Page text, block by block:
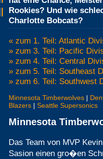
Rookies? Und wie
Charlotte Bobcats?
« zum 1. Teil: Atlantic
» zum 3. Teil: Pacific
» zum 4. Teil: Central
» zum 5. Teil: Southeast
» zum 6. Teil: Southwest
Minnesota Timberwolves |
Blazers | Seattle Supersonics
Minnesota
Das Team von MVP
Sasion einen gro�en